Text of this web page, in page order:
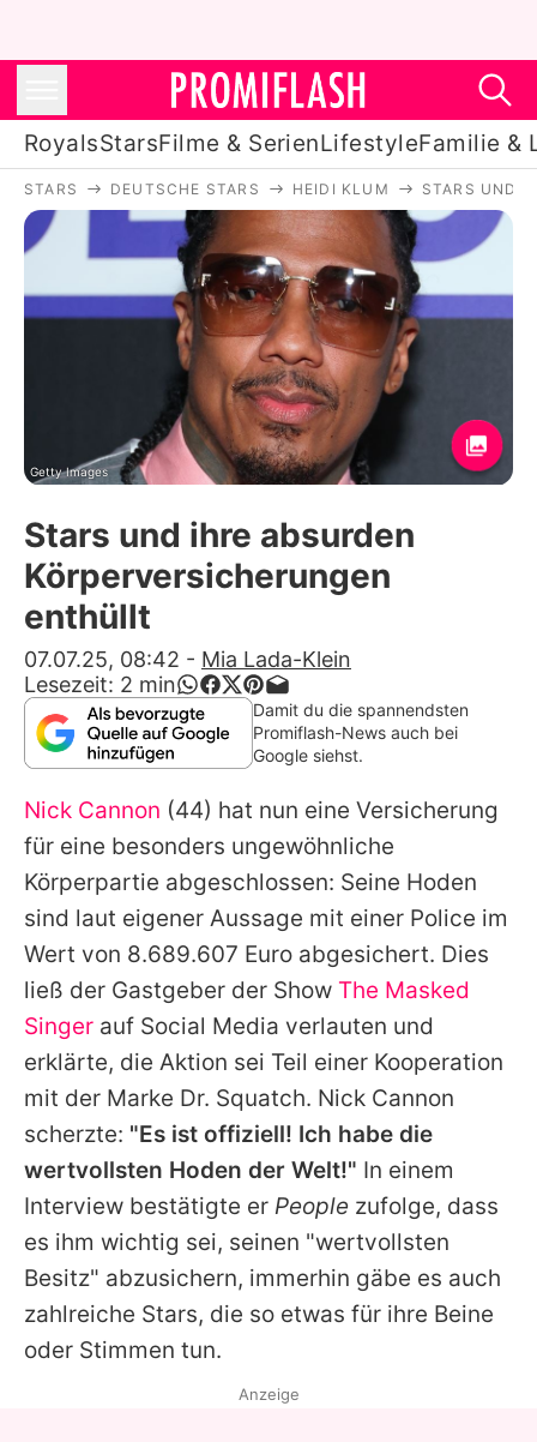
RoyalsStarsFilme & SerienLifestyleFamilie &
Royals
Stars
Filme & Serien
Lifestyle
Familie & Liebe
Promiflash Exklusiv
Alle Themen auf Promiflash
App runterladen
Team
Redaktionelle Richtlinien
Impressum
Datenschutzerklärung
Nutzungsbedingungen
Utiq verwalten
STARS DEUTSCHE STARS HEIDI KLUM STARS UND
Getty Images
Stars und ihre absurden
Körperversicherungen
enthüllt
07.07.25, 08:42 - Mia Lada-Klein
Lesezeit: 2 min
Damit du die spannendsten
Promiflash-News auch bei
Google siehst.
Nick Cannon (44) hat nun eine Versicherung
für eine besonders ungewöhnliche
Körperpartie abgeschlossen: Seine Hoden
sind laut eigener Aussage mit einer Police im
Wert von 8.689.607 Euro abgesichert. Dies
ließ der Gastgeber der Show The Masked
Singer auf Social Media verlauten und
erklärte, die Aktion sei Teil einer Kooperation
mit der Marke Dr. Squatch. Nick Cannon
scherzte: "Es ist offiziell! Ich habe die
wertvollsten Hoden der Welt!" In einem
Interview bestätigte er People zufolge, dass
es ihm wichtig sei, seinen "wertvollsten
Besitz" abzusichern, immerhin gäbe es auch
zahlreiche Stars, die so etwas für ihre Beine
oder Stimmen tun.
Anzeige